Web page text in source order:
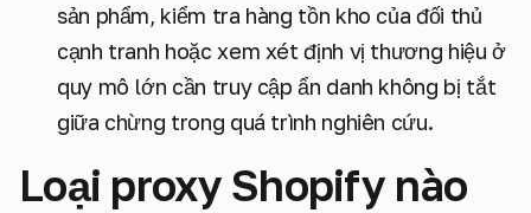
sản phẩm, kiểm tra hàng tồn kho của đối thủ
cạnh tranh hoặc xem xét định vị thương hiệu ở
quy mô lớn cần truy cập ẩn danh không bị tắt
giữa chừng trong quá trình nghiên cứu.
Loại proxy Shopify nào